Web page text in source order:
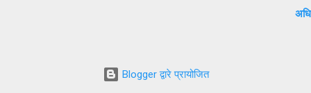
मार्गावरील गेट ओलांडल्यानंतर त्यांच्या दुचाकीचा अपघात झाला. अज्ञात वाहनाची
मदने यांनी तातडीने घटनास्थळी धाव घेत पाहणी केली. पुढील तपास नीरा पोलीस
Blogger द्वारे प्रायोजित